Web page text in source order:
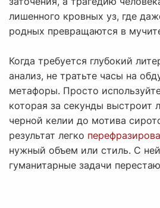
лишенного кровных уз, где
родных превращаются в
Когда требуется глубокий
анализ, не тратьте часы на
метафоры. Просто
которая за секунды выстроит
черной келии до мотива
результат легко
нужный объем или стиль. С
гуманитарные задачи